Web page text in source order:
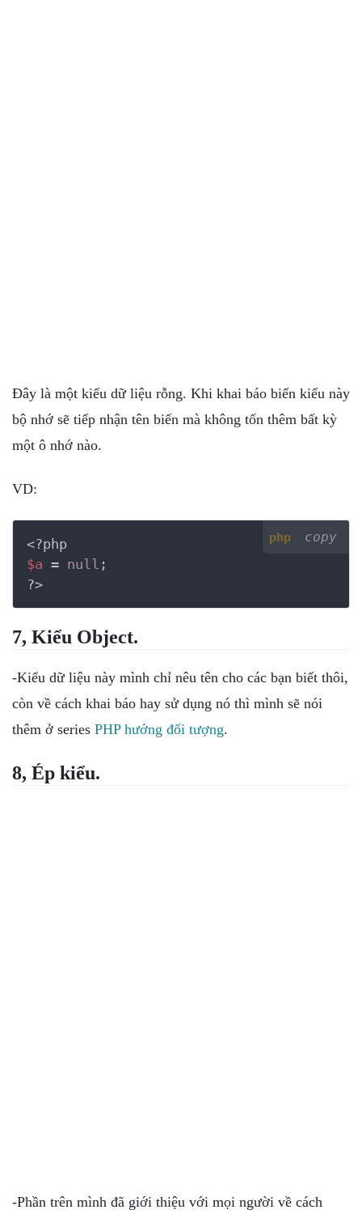
Đây là một kiểu dữ liệu rỗng. Khi khai báo biến kiểu này
bộ nhớ sẽ tiếp nhận tên biến mà không tốn thêm bất kỳ
một ô nhớ nào.
VD:
php copy
<?php
$a = null
?>
7, Kiểu Object.
-Kiểu dữ liệu này mình chỉ nêu tên cho các bạn biết thôi,
còn về cách khai báo hay sử dụng nó thì mình sẽ nói
thêm ở series PHP hướng đối tượng.
8, Ép kiểu.
-Phần trên mình đã giới thiệu với mọi người về cách